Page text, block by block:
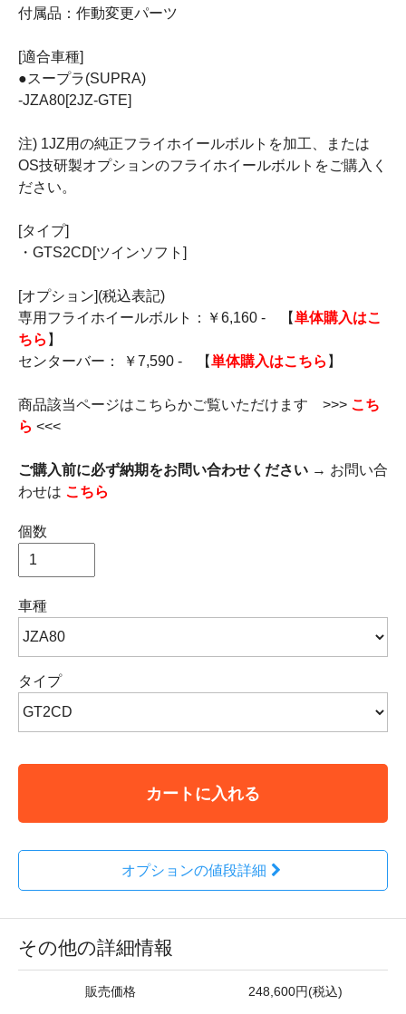
付属品：作動変更パーツ
[適合車種]
●スープラ(SUPRA)
-JZA80[2JZ-GTE]
注) 1JZ用の純正フライホイールボルトを加工、または
OS技研製オプションのフライホイールボルトをご購入く
ださい。
[タイプ]
・GTS2CD[ツインソフト]
[オプション](税込表記)
専用フライホイールボルト：￥6,160 - 【単体購入はこ
ちら 】
センターバー： ￥7,590 - 【単体購入はこちら 】
商品該当ページはこちらかご覧いただけます >>> こち
ら <<<
ご購入前に必ず納期をお問い合わせください → お問い合
わせは こちら
個数
車種
タイプ
カートに入れる
オプションの値段詳細
その他の詳細情報
販売価格 248,600円(税込)